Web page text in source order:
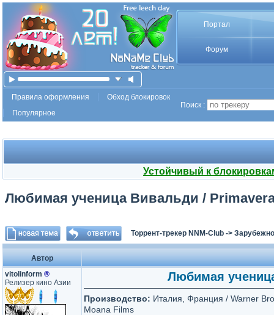
Портал
Форум
Правила оформления
Обход блокировок
Популярное
Поиск :
Устойчивый к
Любимая ученица Вивальди / Primavera
Торрент-трекер NNM-Club ->
Автор
vitolinform ®
Релизер кино Азии
Любимая
Производство: Италия, Франция / Warner
Moana Films